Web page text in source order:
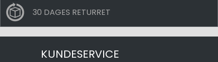
30 DAGES RETURRET
KUNDESERVICE